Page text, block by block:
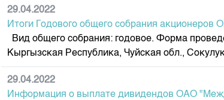
Наши партнеры
Cтратегия развития
Корпоративные документы
Контакты
25 лет ЗАО
29.04.2022
Итоги Годового общего собрания акционеров
Вид общего собрания: годовое. Форма
Кыргызская Республика, Чуйская обл.,
29.04.2022
Информация о выплате дивидендов ОАО